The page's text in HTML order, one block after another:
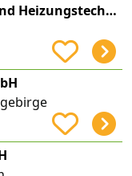
Franz Löhr Sanitär- und Heizungstechnik GmbH